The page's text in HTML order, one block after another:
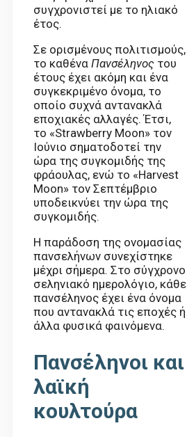
συγχρονιστεί με το ηλιακό
έτος.
Σε ορισμένους πολιτισμούς,
το καθένα Πανσέληνος του
έτους έχει ακόμη και ένα
συγκεκριμένο όνομα, το
οποίο συχνά αντανακλά
εποχιακές αλλαγές. Έτσι,
το «Strawberry Moon» τον
Ιούνιο σηματοδοτεί την
ώρα της συγκομιδής της
φράουλας, ενώ το «Harvest
Moon» τον Σεπτέμβριο
υποδεικνύει την ώρα της
συγκομιδής.
Η παράδοση της ονομασίας
πανσελήνων συνεχίστηκε
μέχρι σήμερα. Στο σύγχρονο
σεληνιακό ημερολόγιο, κάθε
πανσέληνος έχει ένα όνομα
που αντανακλά τις εποχές ή
άλλα φυσικά φαινόμενα.
Πανσέληνοι και
λαϊκή
κουλτούρα